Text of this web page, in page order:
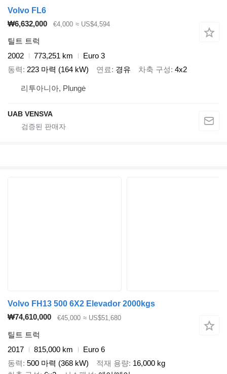
Volvo FL6
₩6,632,000
€4,000 ≈ US$4,594
틸트 트럭
2002
773,251 km
Euro 3
동력
223 마력 (164 kW) 연료 경유 차축 구성 4x2
리투아니아, Plungė
UAB VENSVA
Volvo FH13 500 6X2 Elevador 2000kgs
₩74,610,000
€45,000 ≈ US$51,680
틸트 트럭
2017
815,000 km
Euro 6
동력 500 마력 (368 kW) 적재 용량 16,000 kg